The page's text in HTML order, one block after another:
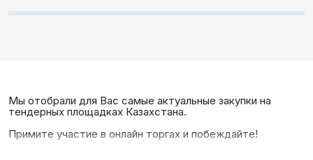
Мы отобрали для Вас самые актуальные закупки на
тендерных площадках Казахстана.
Примите участие в онлайн торгах и побеждайте!